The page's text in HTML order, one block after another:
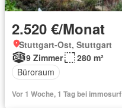
2.520 €/Monat
Stuttgart-Ost, Stuttgart
9 Zimmer
280 m²
Büroraum
Vor 1 Woche, 1 Tag bei immosurf